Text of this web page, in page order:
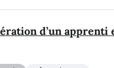
d’un apprenti